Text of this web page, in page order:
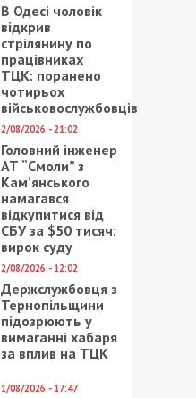
В Одесі чоловік
відкрив
стрілянину по
працівниках
ТЦК: поранено
чотирьох
військовослужбовців
2/08/2026 - 21:02
Головний інженер
АТ “Смоли” з
Кам’янського
намагався
відкупитися від
СБУ за $50 тисяч:
вирок суду
2/08/2026 - 12:02
Держслужбовця з
Тернопільщини
підозрюють у
вимаганні хабаря
за вплив на ТЦК
1/08/2026 - 17:47